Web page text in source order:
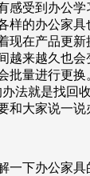
感受到办公
样的办公家
现在产品更
越来越久也
批量进行更
法就是找回
和大家说一说
一下办公家